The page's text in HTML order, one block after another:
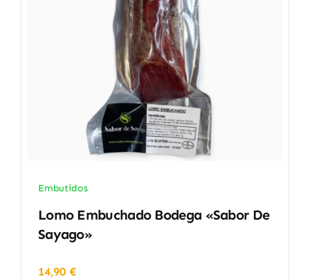
Embutidos
Lomo Embuchado Bodega «Sabor De
Sayago»
14,90 €